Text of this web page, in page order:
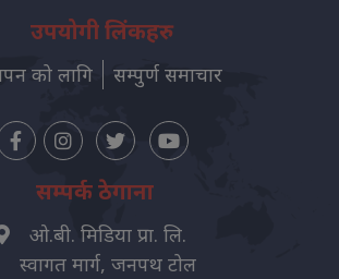
उपयोगी लिंकहरु
को लागि सम्पुर्ण समाचार
सम्पर्क ठेगाना
ओ.बी. मिडिया प्रा. लि.
स्वागत मार्ग, जनपथ टोल